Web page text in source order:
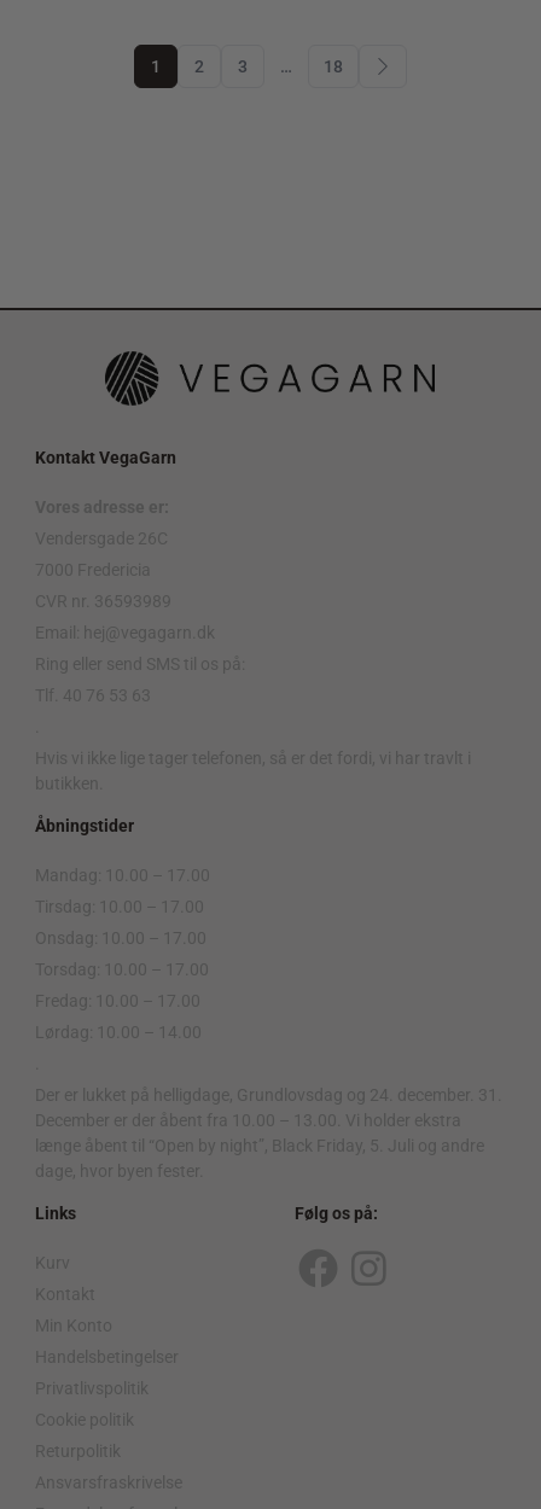
1 2 3 … 18
Kontakt VegaGarn
Vores adresse er:
Vendersgade 26C
7000 Fredericia
CVR nr. 36593989
Email: hej@vegagarn.dk
Ring eller send SMS til os på:
Tlf. 40 76 53 63
Hvis vi ikke lige tager telefonen, så er det fordi, vi har travlt i
butikken.
Åbningstider
Mandag: 10.00 – 17.00
Tirsdag: 10.00 – 17.00
Onsdag: 10.00 – 17.00
Torsdag: 10.00 – 17.00
Fredag: 10.00 – 17.00
Lørdag: 10.00 – 14.00
Der er lukket på helligdage, Grundlovsdag og 24. december. 31.
December er der åbent fra 10.00 – 13.00. Vi holder ekstra
længe åbent til “Open by night”, Black Friday, 5. Juli og andre
dage, hvor byen fester.
Links
Kurv
Kontakt
Min Konto
Handelsbetingelser
Privatlivspolitik
Cookie politik
Returpolitik
Ansvarsfraskrivelse
Følg os på:
F
I